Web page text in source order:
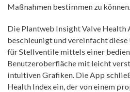
Maßnahmen bestimmen zu können.
Die Plantweb Insight Valve Health
beschleunigt und vereinfacht
für Stellventile mittels einer
Benutzeroberfläche mit leicht
intuitiven Grafiken. Die App
Health Index ein, der von einem